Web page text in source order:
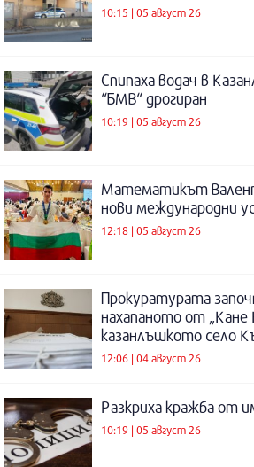
10:15 | 05 август 26
Спипаха водач в
“БМВ“ дрогиран
10:19 | 05 август 26
Математикът
нови международни
12:18 | 05 август 26
Прокуратурата
нахапаното от
казанлъшкото село
12:06 | 04 август 26
Разкриха кражба от
10:19 | 05 август 26